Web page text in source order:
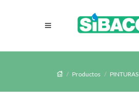
Productos PINTURAS